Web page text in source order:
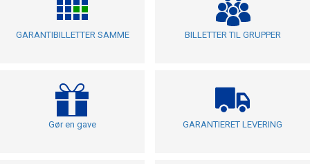
GARANTIBILLETTER SAMME BILLETTER TIL GRUPPER
Gør en gave GARANTIERET LEVERING